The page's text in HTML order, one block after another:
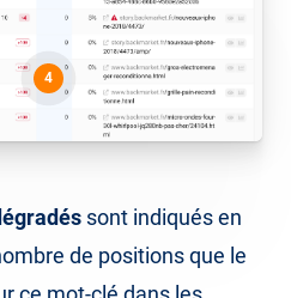
4
sont indiqués en
de positions que le